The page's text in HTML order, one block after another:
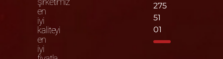
en
iyi
kaliteyi
en
iyi
275
51
01